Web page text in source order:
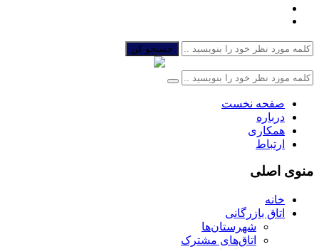
جستجو کن
صفحه نخست
درباره
همکاری
ارتباط
منوی اصلی
خانه
اتاق بازرگانی
شهرستان‌ها
اتاق‌های مشترک